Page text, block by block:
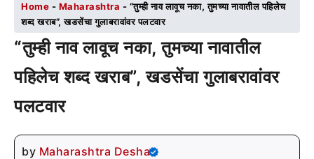
Home - Maharashtra - “तुम्ही नाव लावूच नका, तुमच्या नावातील पहिलेच
शब्द खराब”, खडसेंचा गुलाबरावांवर पलटवार
“तुम्ही नाव लावूच नका, तुमच्या नावातील
पहिलेच शब्द खराब”, खडसेंचा गुलाबरावांवर
पलटवार
by Maharashtra Desha